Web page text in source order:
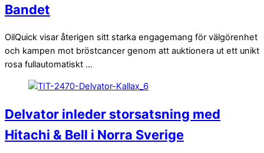
Bandet
OilQuick visar återigen sitt starka engagemang för välgörenhet
och kampen mot bröstcancer genom att auktionera ut ett unikt
rosa fullautomatiskt ...
Delvator inleder storsatsning med
Hitachi & Bell i Norra Sverige